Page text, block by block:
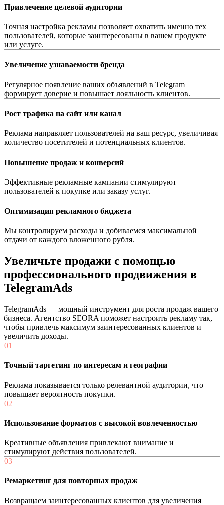
Привлечение целевой аудитории
Точная настройка рекламы позволяет охватить именно тех
пользователей, которые заинтересованы в вашем продукте
или услуге.
Увеличение узнаваемости бренда
Регулярное появление ваших объявлений в Telegram
формирует доверие и повышает лояльность клиентов.
Рост трафика на сайт или канал
Реклама направляет пользователей на ваш ресурс, увеличивая
количество посетителей и потенциальных клиентов.
Повышение продаж и конверсий
Эффективные рекламные кампании стимулируют
пользователей к покупке или заказу услуг.
Оптимизация рекламного бюджета
Мы контролируем расходы и добиваемся максимальной
отдачи от каждого вложенного рубля.
Увеличьте продажи с помощью
профессионального продвижения в
TelegramAds
TelegramAds — мощный инструмент для роста продаж вашего
бизнеса. Агентство SEORA поможет настроить рекламу так,
чтобы привлечь максимум заинтересованных клиентов и
увеличить доходы.
01
Точный таргетинг по интересам и географии
Реклама показывается только релевантной аудитории, что
повышает вероятность покупки.
02
Использование форматов с высокой вовлеченностью
Креативные объявления привлекают внимание и
стимулируют действия пользователей.
03
Ремаркетинг для повторных продаж
Возвращаем заинтересованных клиентов для увеличения